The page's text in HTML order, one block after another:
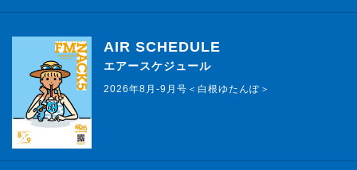
AIR SCHEDULE
エアースケジュール
2026年8月-9月号＜白根ゆたんぽ＞